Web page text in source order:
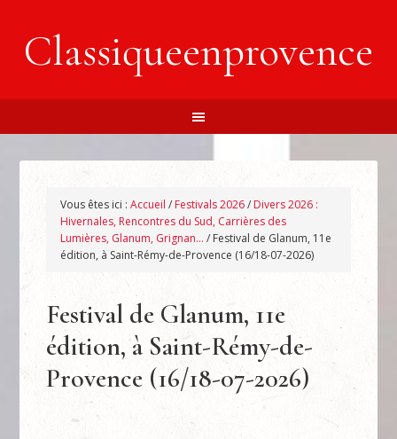
Classiqueenprovence
Vous êtes ici :Accueil / Festivals 2026/ Divers 2026 :
Hivernales, Rencontres du Sud, Carrières des
Lumières, Glanum, Grignan… / Festival de Glanum, 11e
édition, à Saint-Rémy-de-Provence (16/18-07-2026)
Festival de Glanum, 11e
édition, à Saint-Rémy-de-
Provence (16/18-07-2026)